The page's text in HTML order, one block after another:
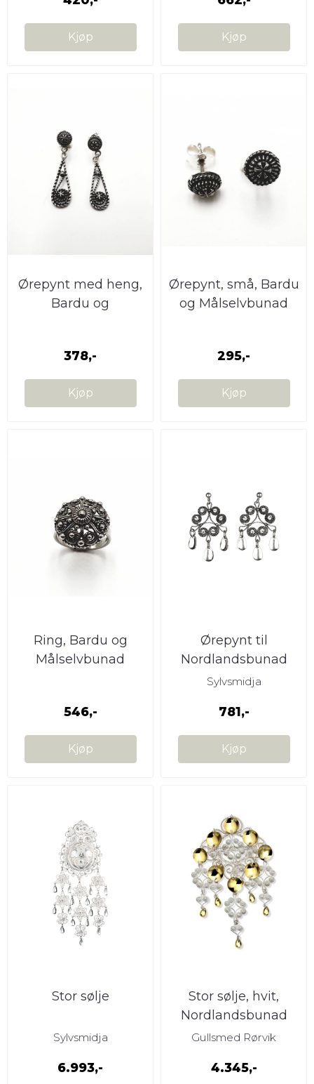
Kjøp Kjøp
Ørepynt med heng,
Bardu og
378,-
Kjøp
Ørepynt, små, Bardu
og Målselvbunad
295,-
Kjøp
Ring, Bardu og
Målselvbunad
546,-
Kjøp
Ørepynt til
Nordlandsbunad
oksidert sølv ...
Sylvsmidja
781,-
Kjøp
Stor sølje
Sylvsmidja
6.993,-
Stor sølje, hvit,
Nordlandsbunad
Gullsmed Rørvik
4.345,-